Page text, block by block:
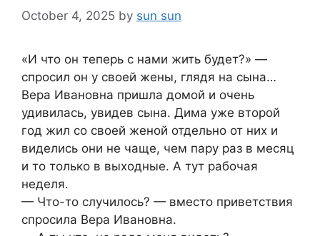
October 4, 2025 by sun sun
«И что он теперь с нами жить будет?» —
спросил он у своей жены, глядя на сына…
Вера Ивановна пришла домой и очень
удивилась, увидев сына. Дима уже второй
год жил со своей женой отдельно от них и
виделись они не чаще, чем пару раз в месяц
и то только в выходные. А тут рабочая
неделя.
— Что-то случилось? — вместо приветствия
спросила Вера Ивановна.